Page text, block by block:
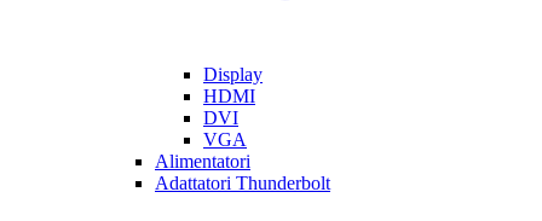
Display
HDMI
DVI
VGA
Alimentatori
Adattatori Thunderbolt